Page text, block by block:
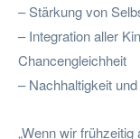
– Stärkung von
– Integration aller
Chancengleichheit
– Nachhaltigkeit
„Wenn wir